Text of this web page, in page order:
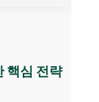
핵심 전략